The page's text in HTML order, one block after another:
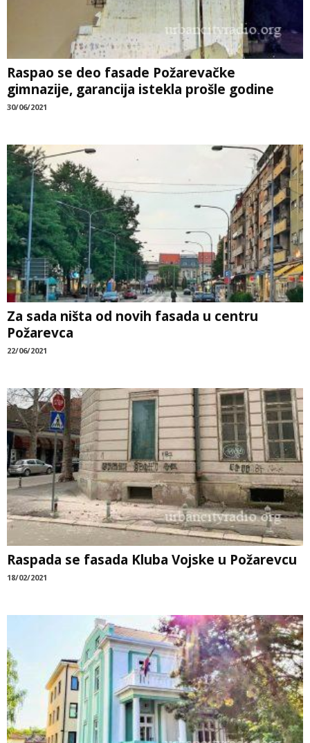
Raspao se deo fasade Požarevačke
gimnazije, garancija istekla prošle godine
30/06/2021
Za sada ništa od novih fasada u centru
Požarevca
22/06/2021
Raspada se fasada Kluba Vojske u Požarevcu
18/02/2021